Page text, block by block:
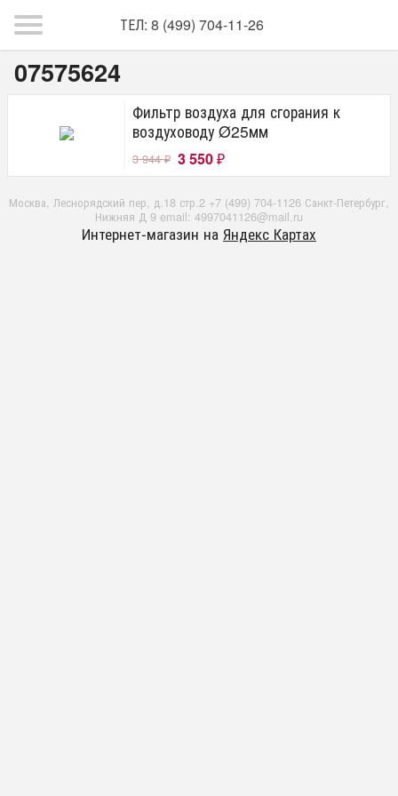
ТЕЛ: 8 (499) 704-11-26
07575624
Фильтр воздуха для сгорания к
воздуховоду Ø25мм
3 944₽ 3 550 ₽
Москва, Леснорядский пер, д.18 стр.2 +7 (499) 704-1126 Санкт-Петербург,
Нижняя Д 9 email: 4997041126@mail.ru
Интернет-магазин на Яндекс Картах